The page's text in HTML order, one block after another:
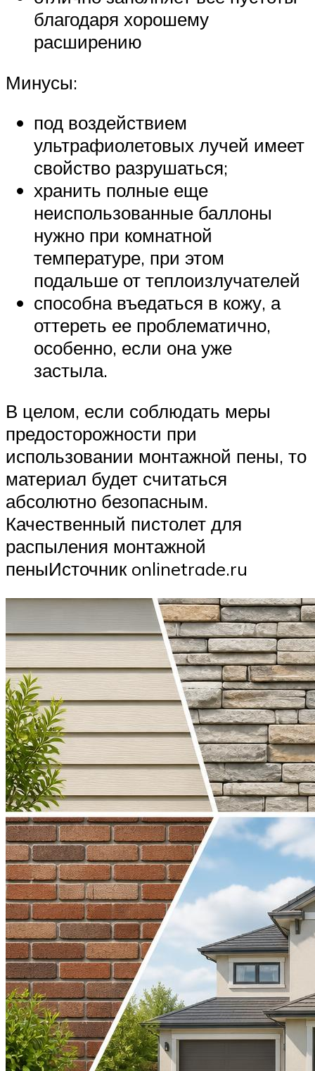
благодаря хорошему
расширению
Минусы:
под воздействием
ультрафиолетовых лучей имеет
свойство разрушаться;
хранить полные еще
неиспользованные баллоны
нужно при комнатной
температуре, при этом
подальше от теплоизлучателей
способна въедаться в кожу, а
оттереть ее проблематично,
особенно, если она уже
застыла.
В целом, если соблюдать меры
предосторожности при
использовании монтажной пены, то
материал будет считаться
абсолютно безопасным.
Качественный пистолет для
распыления монтажной
пеныИсточник onlinetrade.ru